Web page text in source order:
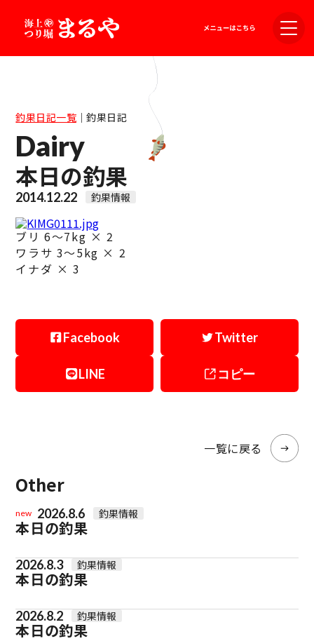
釣果日記一覧｜釣果日記
Dairy
本日の釣果
2014.12.22 釣果情報
ブリ 6～7kg × 2
ワラサ 3～5kg × 2
イナダ × 3
Facebook Twitter
LINE コピー
一覧に戻る
Other
new 2026.8.6 釣果情報
本日の釣果
2026.8.3 釣果情報
本日の釣果
2026.8.2 釣果情報
本日の釣果